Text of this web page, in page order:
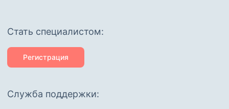
Cтать специалистом:
Регистрация
Служба поддержки: